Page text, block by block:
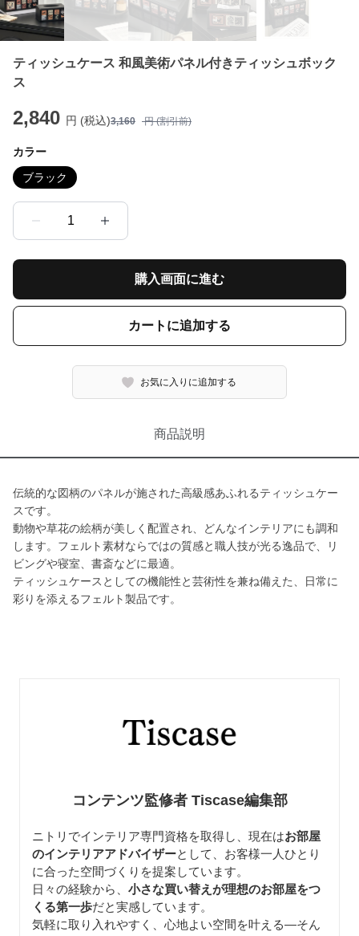
ティッシュケース 和風美術パネル付きティッシュボック
ス
2,840 円 (税込)3,160 円 (割引前)
カラー
ブラック
1
購入画面に進む
カートに追加する
お気に入りに追加する
商品説明
伝統的な図柄のパネルが施された高級感あふれるティッシュケー
スです。
動物や草花の絵柄が美しく配置され、どんなインテリアにも調和
します。フェルト素材ならではの質感と職人技が光る逸品で、リ
ビングや寝室、書斎などに最適。
ティッシュケースとしての機能性と芸術性を兼ね備えた、日常に
彩りを添えるフェルト製品です。
コンテンツ監修者 Tiscase編集部
ニトリでインテリア専門資格を取得し、現在はお部屋
のインテリアアドバイザーとして、お客様一人ひとり
に合った空間づくりを提案しています。
日々の経験から、 小さな買い替えが理想のお部屋をつ
くる第一歩だと実感しています。
気軽に取り入れやすく、心地よい空間を叶える—そん